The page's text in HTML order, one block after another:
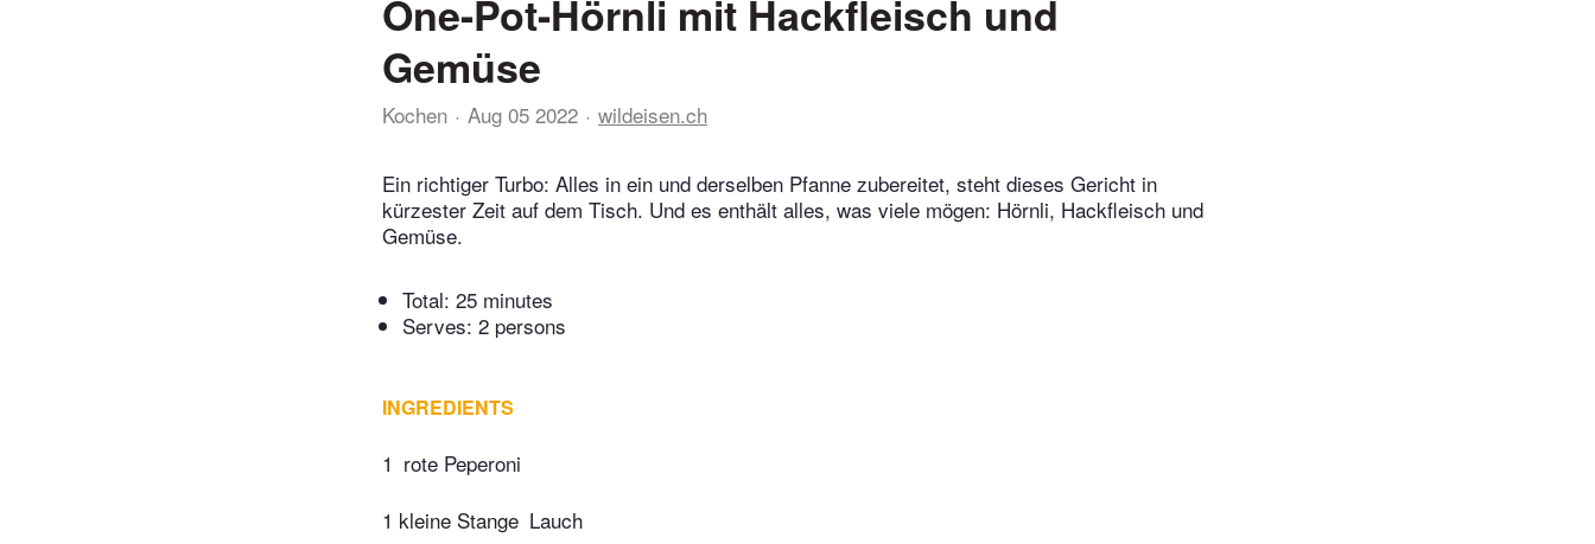
One-Pot-Hörnli mit Hackfleisch und
Gemüse
Kochen Aug 05 2022 wildeisen.ch
Ein richtiger Turbo: Alles in ein und derselben Pfanne zubereitet, steht dieses Gericht in
kürzester Zeit auf dem Tisch. Und es enthält alles, was viele mögen: Hörnli, Hackfleisch und
Gemüse.
Total: 25 minutes
Serves: 2 persons
INGREDIENTS
1 rote Peperoni
1 kleine Stange Lauch